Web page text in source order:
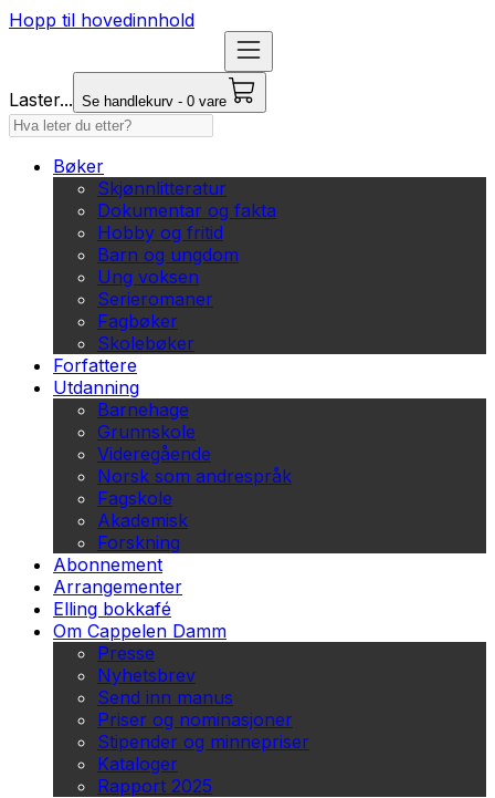
Hopp til hovedinnhold
Laster... Se handlekurv - 0 vare
Bøker
Skjønnlitteratur
Dokumentar og fakta
Hobby og fritid
Barn og ungdom
Ung voksen
Serieromaner
Fagbøker
Skolebøker
Forfattere
Utdanning
Barnehage
Grunnskole
Videregående
Norsk som andrespråk
Fagskole
Akademisk
Forskning
Abonnement
Arrangementer
Elling bokkafé
Om Cappelen Damm
Presse
Nyhetsbrev
Send inn manus
Priser og nominasjoner
Stipender og minnepriser
Kataloger
Rapport 2025